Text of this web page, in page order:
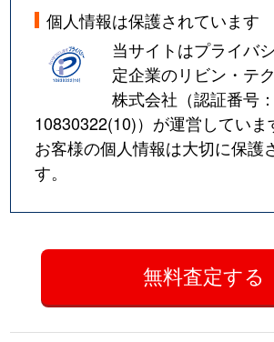
個人情報は保護されています
当サイトはプライバ
定企業のリビン・テ
株式会社（認証番号：
10830322(10)）が運営していま
お客様の個人情報は大切に保護
す。